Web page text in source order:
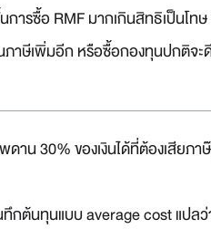
รซื้อ RMF มากเกินสิทธิเป็นโท
าษีเพิ่มอีก หรือซื้อกองทุนปกติจะ
าน 30% ของเงินได้ที่ต้องเสียภ
กต้นทุนแบบ average cost แป